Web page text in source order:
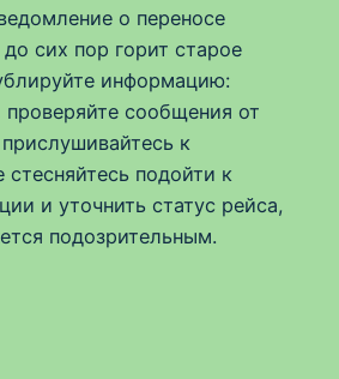
о переносе
сих пор горит старое
информацию:
сообщения от
к
подойти к
и уточнить статус рейса,
подозрительным.